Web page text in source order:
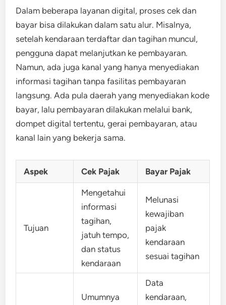
Dalam beberapa layanan digital, proses cek dan
bayar bisa dilakukan dalam satu alur. Misalnya,
setelah kendaraan terdaftar dan tagihan muncul,
pengguna dapat melanjutkan ke pembayaran.
Namun, ada juga kanal yang hanya menyediakan
informasi tagihan tanpa fasilitas pembayaran
langsung. Ada pula daerah yang menyediakan kode
bayar, lalu pembayaran dilakukan melalui bank,
dompet digital tertentu, gerai pembayaran, atau
kanal lain yang bekerja sama.
Aspek Cek Pajak Bayar Pajak
Tujuan
Mengetahui
informasi
tagihan,
jatuh tempo,
dan status
kendaraan
Melunasi
kewajiban
pajak
kendaraan
sesuai tagihan
Umumnya
Data
kendaraan,